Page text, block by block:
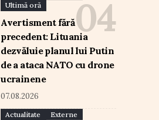
Ultimă oră
Avertisment fără
precedent: Lituania
dezvăluie planul lui Putin
de a ataca NATO cu drone
ucrainene
07.08.2026
Actualitate
Externe